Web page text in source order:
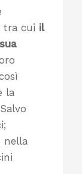
tra cui il
la
nella